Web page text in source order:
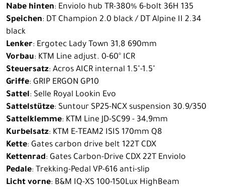
Nabe hinten: Enviolo hub TR-380% 6-bolt 36H 135
Speichen: DT Champion 2.0 black / DT Alpine II 2.34
black
Lenker: Ergotec Lady Town 31,8 690mm
Vorbau: KTM Line adjust. 0-60° ICR
Steuersatz: Acros AICR internal 1.5"-1.5"
Griffe: GRIP ERGON GP10
Sattel: Selle Royal Lookin Evo
Sattelstütze: Suntour SP25-NCX suspension 30.9/350
Sattelklemme: KTM Line JD-SC99 - 34,9mm
Kurbelsatz: KTM E-TEAM2 ISIS 170mm Q8
Kette: Gates carbon drive belt 122T CDX
Kettenrad: Gates Carbon-Drive CDX 22T Enviolo
Pedale: Trekking-Pedal VP-616 anti-slip
Licht vorne: B&M IQ-XS 100-150Lux HighBeam